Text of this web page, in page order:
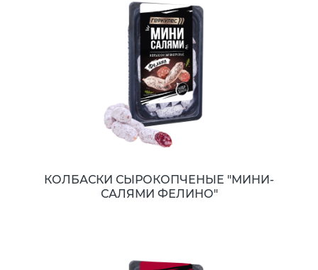
КОЛБАСКИ СЫРОКОПЧЕНЫЕ "МИНИ-
САЛЯМИ ФЕЛИНО"